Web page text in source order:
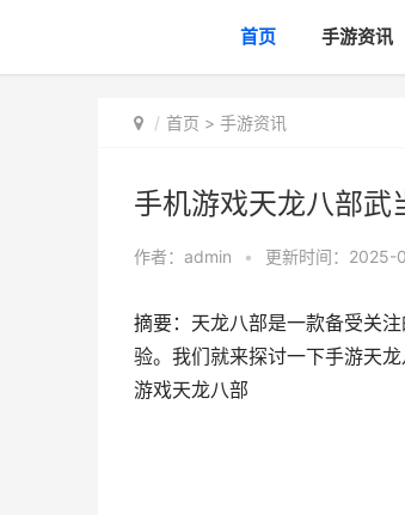
首页 手游资讯
首页 > 手游资讯
手机游戏天龙八部武
作者： admin • 更新时间：2025-
摘要：天龙八部是一款备受关
验。我们就来探讨一下手游天
游戏天龙八部